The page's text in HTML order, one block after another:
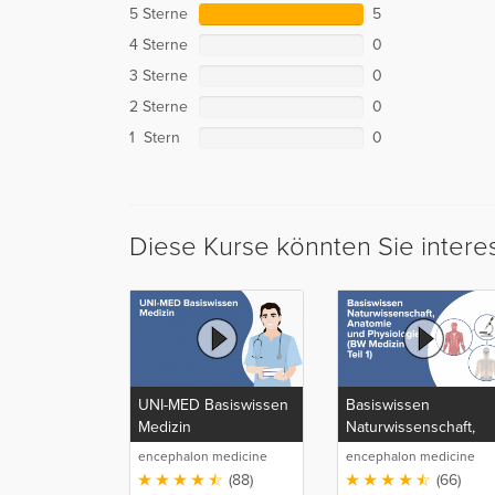
5 Sterne
5
4 Sterne
0
3 Sterne
0
2 Sterne
0
1 Stern
0
Diese Kurse könnten Sie
UNI-MED Basiswissen
Medizin
encephalon medicine
media production GmbH
(88)
Basiswissen
Naturwissenschaft,
Anatomie und
Physiologie (BW
encephalon medicine
media production GmbH
(66)